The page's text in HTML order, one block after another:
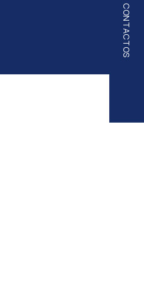
CONTACTOS